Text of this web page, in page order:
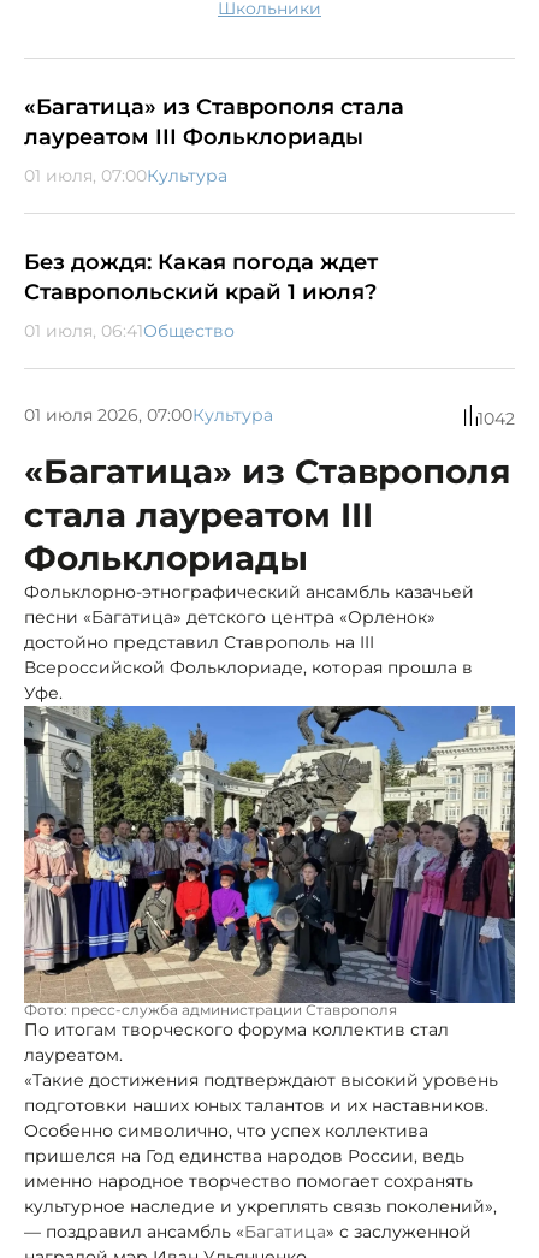
школьники
«Багатица» из Ставрополя стала
лауреатом III Фольклориады
01 июля, 07:00Культура
Без дождя: Какая погода ждет
Ставропольский край 1 июля?
01 июля, 06:41Общество
01 июля 2026, 07:00Культура 1042
«Багатица» из Ставрополя
стала лауреатом III
Фольклориады
Фольклорно-этнографический ансамбль казачьей
песни «Багатица» детского центра «Орленок»
достойно представил Ставрополь на III
Всероссийской Фольклориаде, которая прошла в
Уфе.
Фото: пресс-служба администрации Ставрополя
По итогам творческого форума коллектив стал
лауреатом.
«Такие достижения подтверждают высокий уровень
подготовки наших юных талантов и их наставников.
Особенно символично, что успех коллектива
пришелся на Год единства народов России, ведь
именно народное творчество помогает сохранять
культурное наследие и укреплять связь поколений»,
— поздравил ансамбль «Багатица» с заслуженной